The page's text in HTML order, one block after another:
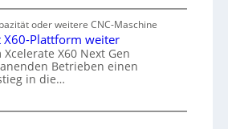
a
u
f
Z
W
e
r
k
e
oder weitere CNC-Maschine
X60-Plattform weiter
X60 Next Gen
Betrieben einen
in die…